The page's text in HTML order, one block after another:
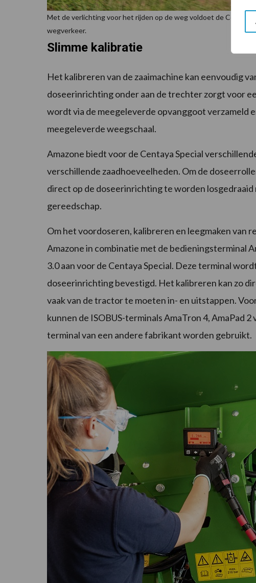
Met de verlichting voor het rijden op de weg voldoet de Centaya
wegverkeer.
Slimme kalibratie
Het kalibreren van de zaaimachine kan eenvoudig
doseerinrichting onder aan de trechter zorgt voor
wordt via de meegeleverde opvanggoot verzameld
meegeleverde weegschaal.
Amazone biedt voor de Centaya Special
verschillende zaadhoeveelheden. Om de
direct op de doseerinrichting te worden
gereedschap.
Om het voordoseren, kalibreren en leegmaken van
Amazone in combinatie met de bedieningsterminal
3.0 aan voor de Centaya Special. Deze terminal
doseerinrichting bevestigd. Het kalibreren kan zo
vaak van de tractor te moeten in- en uitstappen.
kunnen de ISOBUS-terminals AmaTron 4, AmaPad
terminal van een andere fabrikant worden gebruikt.